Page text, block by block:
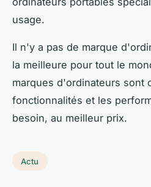
usage.
Il n'y a pas de marque
la meilleure pour tout le
marques d'ordinateurs sont
fonctionnalités et les
besoin, au meilleur prix.
Actu